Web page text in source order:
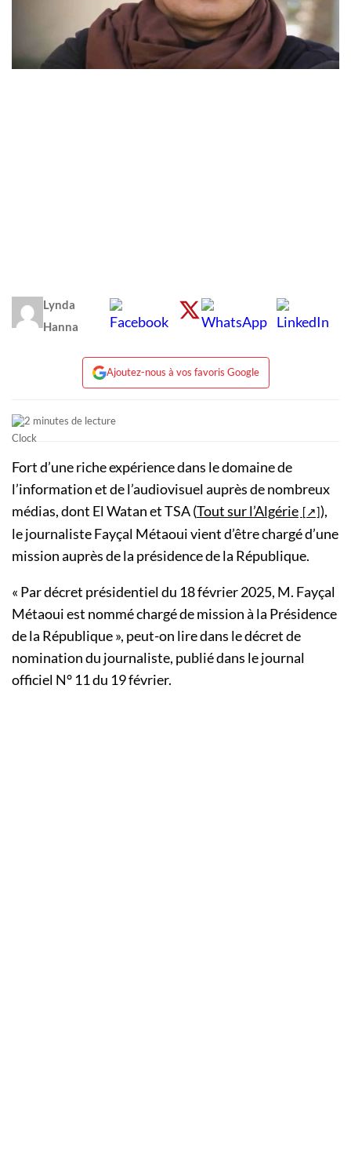
Lynda
Hanna
Ajoutez-nous à vos favoris Google
2 minutes de lecture
Fort d’une riche expérience dans le domaine de
l’information et de l’audiovisuel auprès de nombreux
médias, dont El Watan et TSA (Tout sur l’Algérie
),
le journaliste Fayçal Métaoui vient d’être chargé d’une
mission auprès de la présidence de la République.
« Par décret présidentiel du 18 février 2025, M. Fayçal
Métaoui est nommé chargé de mission à la Présidence
de la République », peut-on lire dans le décret de
nomination du journaliste, publié dans le journal
officiel N° 11 du 19 février.